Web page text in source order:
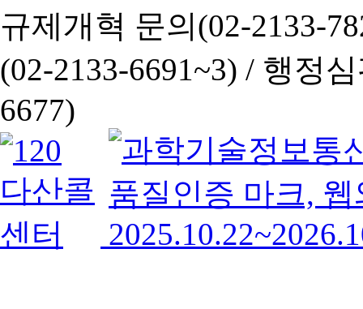
규제개혁 문의(02-2133-
(02-2133-6691~3) / 행정심
6677)